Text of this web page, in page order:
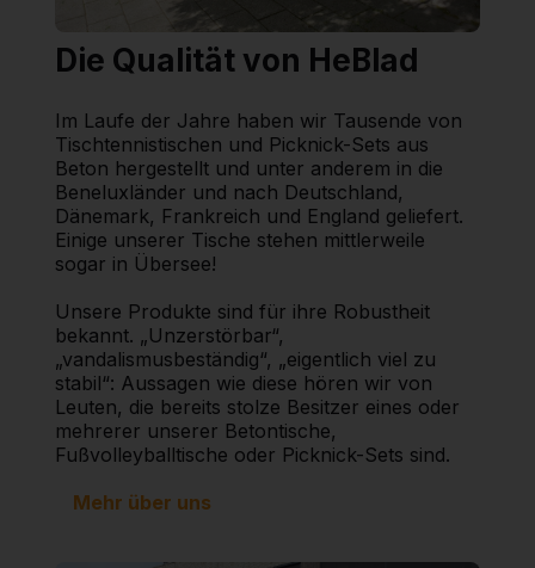
Die Qualität von HeBlad
Im Laufe der Jahre haben wir Tausende von
Tischtennistischen und Picknick-Sets aus
Beton hergestellt und unter anderem in die
Beneluxländer und nach Deutschland,
Dänemark, Frankreich und England geliefert.
Einige unserer Tische stehen mittlerweile
sogar in Übersee!
Unsere Produkte sind für ihre Robustheit
bekannt. „Unzerstörbar“,
„vandalismusbeständig“, „eigentlich viel zu
stabil“: Aussagen wie diese hören wir von
Leuten, die bereits stolze Besitzer eines oder
mehrerer unserer Betontische,
Fußvolleyballtische oder Picknick-Sets sind.
Mehr über uns